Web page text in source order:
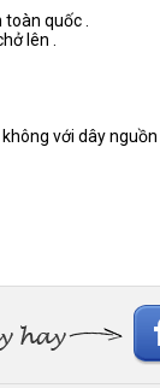
quốc .
lên .
với dây